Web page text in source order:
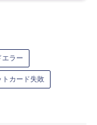
ラー
カード失敗